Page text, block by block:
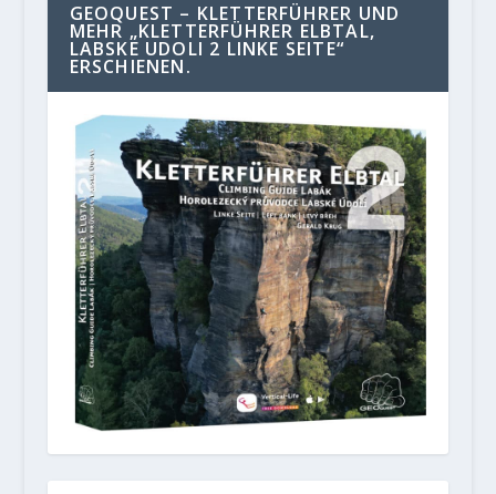
GEOQUEST – KLETTERFÜHRER UND
MEHR „KLETTERFÜHRER ELBTAL,
LABSKE UDOLI 2 LINKE SEITE“
ERSCHIENEN.